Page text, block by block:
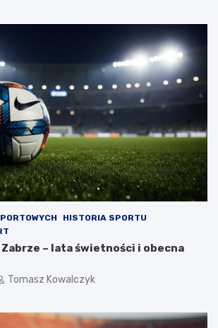
HISTORIA SPORTU
– lata świetności i obecna
Tomasz Kowalczyk